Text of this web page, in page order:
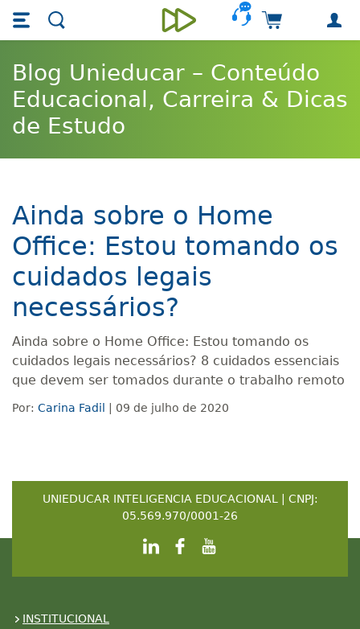
Skip main navigation
Skip to main content
Unieducar
Carrinho de
Blog Unieducar – Conteúdo
Educacional, Carreira & Dicas
de Estudo
Ainda sobre o Home
Office: Estou tomando os
cuidados legais
necessários?
Ainda sobre o Home Office: Estou tomando os
cuidados legais necessários? 8 cuidados essenciais
que devem ser tomados durante o trabalho remoto
Por: Carina Fadil | 09 de julho de 2020
UNIEDUCAR INTELIGENCIA EDUCACIONAL | CNPJ:
05.569.970/0001-26
INSTITUCIONAL